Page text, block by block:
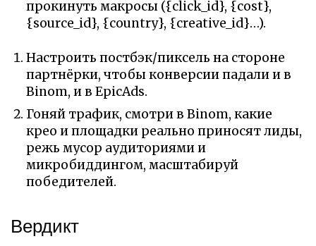
прокинуть макросы ({click_id}, {cost},
{source_id}, {country}, {creative_id}…).
Настроить постбэк/пиксель на стороне
партнёрки, чтобы конверсии падали и в
Binom, и в EpicAds.
Гоняй трафик, смотри в Binom, какие
крео и площадки реально приносят лиды,
режь мусор аудиториями и
микробиддингом, масштабируй
победителей.
Вердикт